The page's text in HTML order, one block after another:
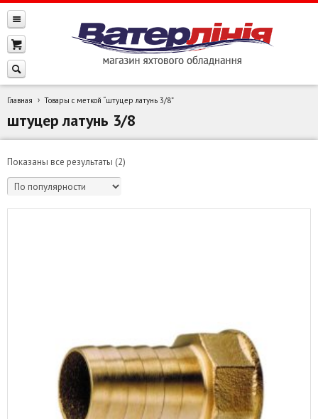
Главная Товары с меткой “штуцер латунь 3/8”
штуцер латунь 3/8
Показаны все результаты (2)